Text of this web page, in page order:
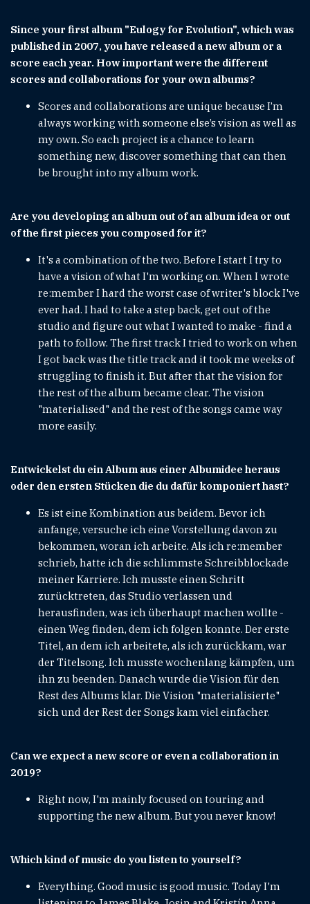
Since your first album "Eulogy for Evolution", which was
published in 2007, you have released a new album or a
score each year. How important were the different
scores and collaborations for your own albums?
Scores and collaborations are unique because I’m
always working with someone else’s vision as well as
my own. So each project is a chance to learn
something new, discover something that can then
be brought into my album work.
Are you developing an album out of an album idea or out
of the first pieces you composed for it?
It's a combination of the two. Before I start I try to
have a vision of what I'm working on. When I wrote
re:member I hard the worst case of writer's block I've
ever had. I had to take a step back, get out of the
studio and figure out what I wanted to make - find a
path to follow. The first track I tried to work on when
I got back was the title track and it took me weeks of
struggling to finish it. But after that the vision for
the rest of the album became clear. The vision
"materialised" and the rest of the songs came way
more easily.
Entwickelst du ein Album aus einer Albumidee heraus
oder den ersten Stücken die du dafür komponiert hast?
Es ist eine Kombination aus beidem. Bevor ich
anfange, versuche ich eine Vorstellung davon zu
bekommen, woran ich arbeite. Als ich re:member
schrieb, hatte ich die schlimmste Schreibblockade
meiner Karriere. Ich musste einen Schritt
zurücktreten, das Studio verlassen und
herausfinden, was ich überhaupt machen wollte -
einen Weg finden, dem ich folgen konnte. Der erste
Titel, an dem ich arbeitete, als ich zurückkam, war
der Titelsong. Ich musste wochenlang kämpfen, um
ihn zu beenden. Danach wurde die Vision für den
Rest des Albums klar. Die Vision "materialisierte"
sich und der Rest der Songs kam viel einfacher.
Can we expect a new score or even a collaboration in
2019?
Right now, I'm mainly focused on touring and
supporting the new album. But you never know!
Which kind of music do you listen to yourself?
Everything. Good music is good music. Today I'm